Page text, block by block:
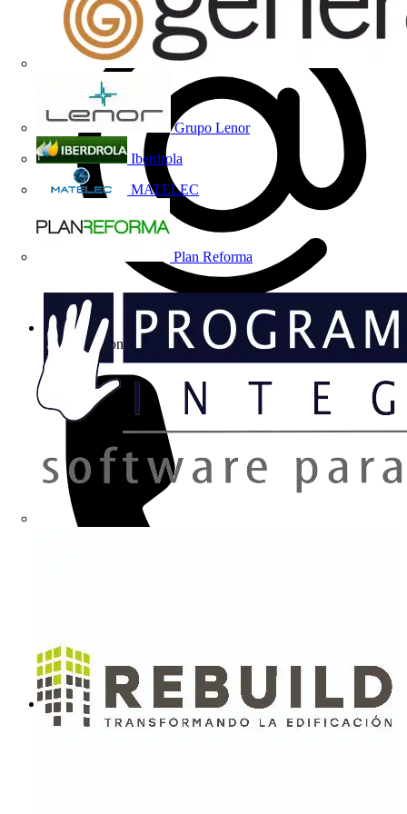
Grupo Lenor
Iberdrola
MATELEC
Plan Reforma
comunicacion@circutor.com
+34 937452900